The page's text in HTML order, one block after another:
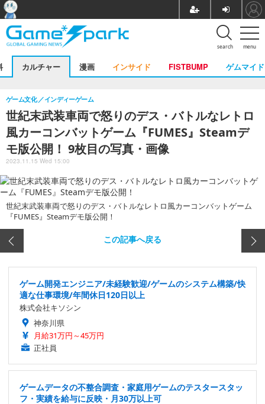
menu
search
カルチャー 漫画 インサイド FISTBUMP ゲムマイド
世紀末武装車両で怒りのデス・バトルなレトロ
風カーコンバットゲーム『FUMES』Steamデ
モ版公開！ 9枚目の写真・画像
ゲーム文化 インディーゲーム
2023.11.15 Wed 15:00
世紀末武装車両で怒りのデス・バトルなレトロ風カーコンバットゲーム
『FUMES』Steamデモ版公開！
この記事へ戻る
ゲーム開発エンジニア/未経験歓迎/ゲームのシステム構築/快
適な仕事環境/年間休日120日以上
株式会社キソシン
神奈川県
月給31万円～45万円
正社員
ゲームデータの不整合調査・家庭用ゲームのテスタースタッ
フ・実績を給与に反映・月30万以上可